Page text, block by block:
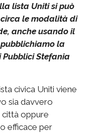
lista Uniti si può
le modalità di
anche usando il
la
Stefania
civica Uniti viene
sia davvero
città oppure
efficace per